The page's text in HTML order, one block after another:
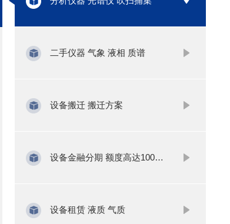
二手仪器 气象 液相 质谱
设备搬迁 搬迁方案
设备金融分期 额度高达1000万
设备租赁 液质 气质